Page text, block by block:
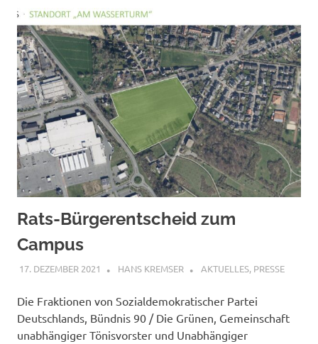
Rats-Bürgerentscheid zum
Campus
17. DEZEMBER 2021 HANS KREMSER AKTUELLES, PRESSE
Die Fraktionen von Sozialdemokratischer Partei
Deutschlands, Bündnis 90 / Die Grünen, Gemeinschaft
unabhängiger Tönisvorster und Unabhängiger